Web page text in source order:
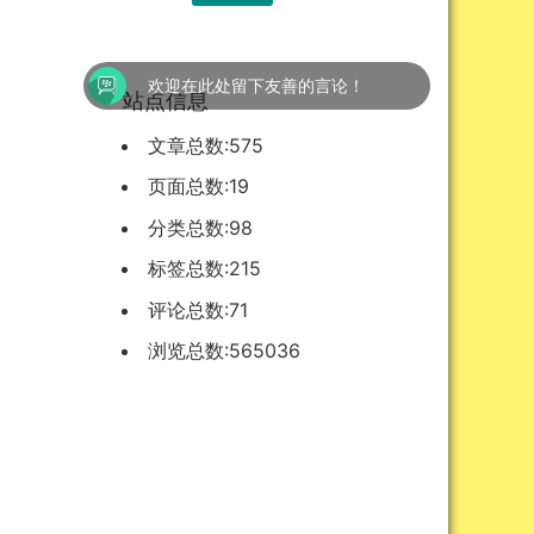
站点信息
文章总数:575
页面总数:19
分类总数:98
标签总数:215
评论总数:71
浏览总数:565036
欢迎在此处留下友善的言论！